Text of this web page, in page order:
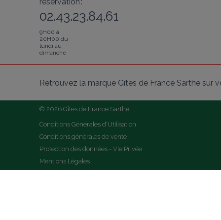
02.43.23.84.61
9H00 à
20H00 du
lundi au
dimanche
Retrouvez la marque Gîtes de France Sarthe sur
© 2026 Gîtes de France Sarthe
Conditions Générales d'Utilisation
Conditions générales de vente
Protection des données - Vie Privée
Mentions Légales